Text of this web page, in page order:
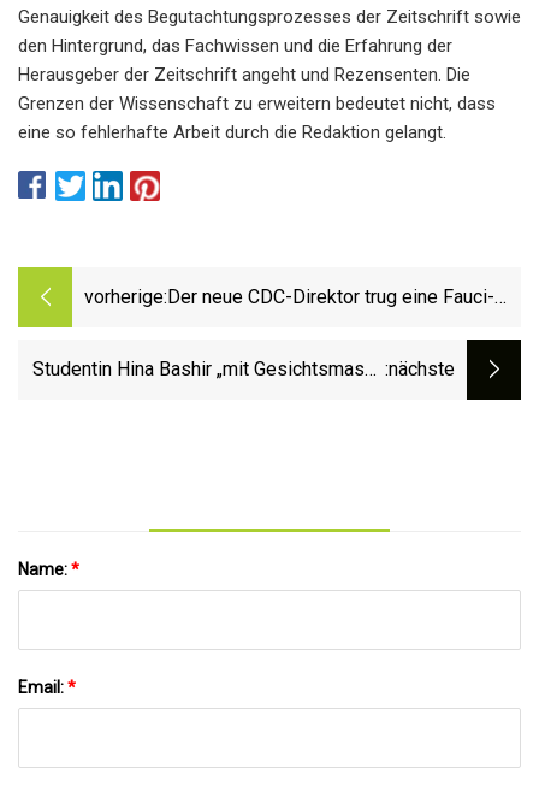
Genauigkeit des Begutachtungsprozesses der Zeitschrift sowie
den Hintergrund, das Fachwissen und die Erfahrung der
Herausgeber der Zeitschrift angeht und Rezensenten. Die
Grenzen der Wissenschaft zu erweitern bedeutet nicht, dass
eine so fehlerhafte Arbeit durch die Redaktion gelangt.
vorherige: Der neue CDC-Direktor trug eine Fauci-
Studentin Hina Bashir „mit Gesichtsmaske :nächste
Name:*
Email:*